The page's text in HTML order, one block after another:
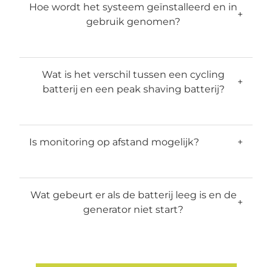
Hoe wordt het systeem geïnstalleerd en in
gebruik genomen?
+
Wat is het verschil tussen een cycling
batterij en een peak shaving batterij?
+
Is monitoring op afstand mogelijk? +
Wat gebeurt er als de batterij leeg is en de
generator niet start?
+